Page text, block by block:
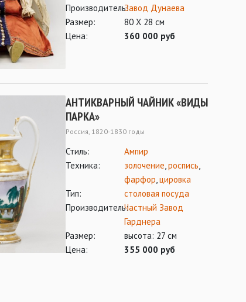
Производитель:Завод Дунаева
Размер:
80 Х 28 см
Цена:
360 000 руб
АНТИКВАРНЫЙ ЧАЙНИК «ВИДЫ
ПАРКА»
Россия, 1820-1830 годы
Стиль:
Ампир
Техника:
золочение,роспись,
фарфор,цировка
Тип:
столовая посуда
Производитель:Частный Завод
Гарднера
Размер:
высота: 27 см
Цена:
355 000 руб